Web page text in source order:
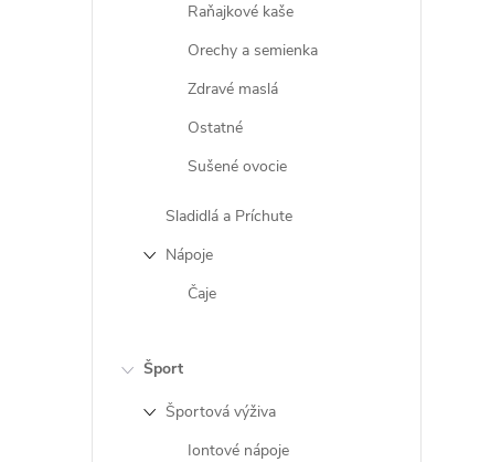
Raňajkové kaše
Orechy a semienka
Zdravé maslá
Ostatné
Sušené ovocie
Sladidlá a Príchute
Nápoje
Čaje
Šport
Športová výživa
Iontové nápoje